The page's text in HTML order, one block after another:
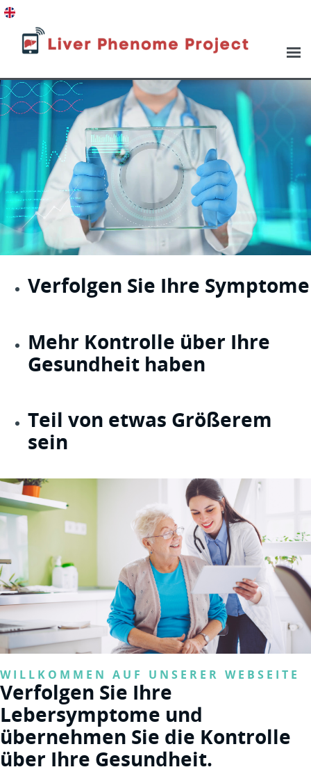
Verfolgen Sie Ihre Symptome
Mehr Kontrolle über Ihre
Gesundheit haben
Teil von etwas Größerem
sein
WILLKOMMEN AUF UNSERER WEBSEITE
Verfolgen Sie Ihre
Lebersymptome und
übernehmen Sie die Kontrolle
über Ihre Gesundheit.